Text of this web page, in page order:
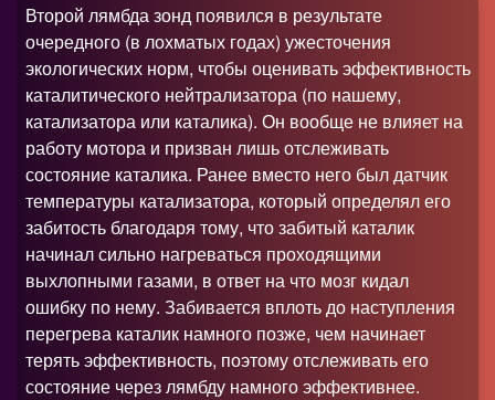
Второй лямбда зонд появился в результате
очередного (в лохматых годах) ужесточения
экологических норм, чтобы оценивать эффективность
каталитического нейтрализатора (по нашему,
катализатора или каталика). Он вообще не влияет на
работу мотора и призван лишь отслеживать
состояние каталика. Ранее вместо него был датчик
температуры катализатора, который определял его
забитость благодаря тому, что забитый каталик
начинал сильно нагреваться проходящими
выхлопными газами, в ответ на что мозг кидал
ошибку по нему. Забивается вплоть до наступления
перегрева каталик намного позже, чем начинает
терять эффективность, поэтому отслеживать его
состояние через лямбду намного эффективнее.